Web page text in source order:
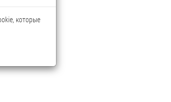
которые